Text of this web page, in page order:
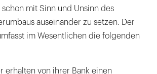
mit Sinn und Unsinn des
auseinander zu setzen. Der
im Wesentlichen die folgenden
erhalten von ihrer Bank einen